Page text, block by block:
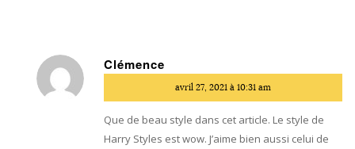
Clémence
:
avril 27, 2021 à 10:31 am
Que de beau style dans cet article. Le style de
Harry Styles est wow. J’aime bien aussi celui de